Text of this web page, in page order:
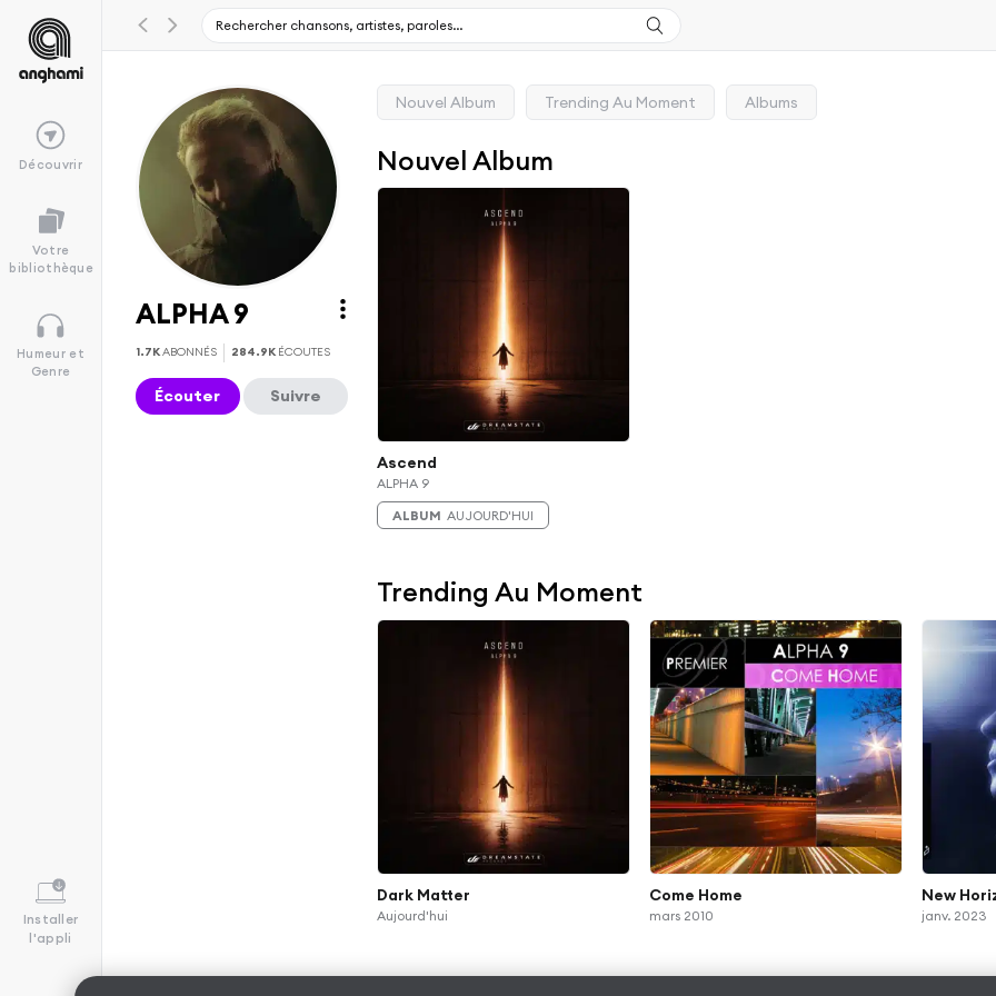
Découvrir
Votre
bibliothèque
Humeur et
Genre
Installer
l'appli
ALPHA 9
1.7KABONNÉS 284.9K ÉCOUTES
Écouter Suivre
Nouvel Album Trending Au Moment Albums
Nouvel Album
Ascend
ALPHA 9
ALBUM AUJOURD'HUI
Trending Au Moment
Dark Matter
Aujourd'hui
Come Home
mars 2010
New
janv. 2023